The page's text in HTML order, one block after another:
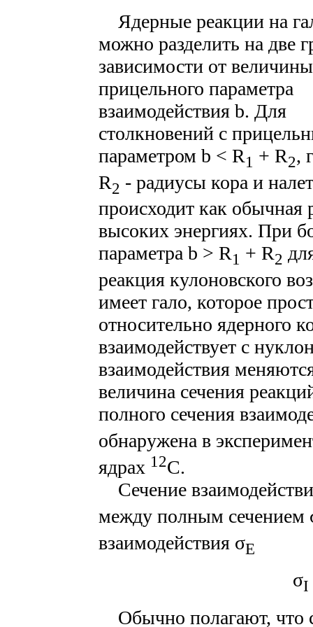
Ядерные реакции на
можно разделить на две
зависимости от величины
прицельного параметра
взаимодействия b. Для
столкновений с
параметром b < R1 + R2,
R2 - радиусы кора и
происходит как обычная
высоких энергиях. При
параметра b > R1 + R2
реакция кулоновского
имеет гало, которое
относительно ядерного
взаимодействует с
взаимодействия
величина сечения
полного сечения
обнаружена в
ядрах 12С.
Сечение
между полным сечением
взаимодействия σE
σI
Обычно полагают, что